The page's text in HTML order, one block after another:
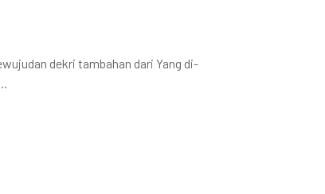
dekri tambahan dari Yang di-